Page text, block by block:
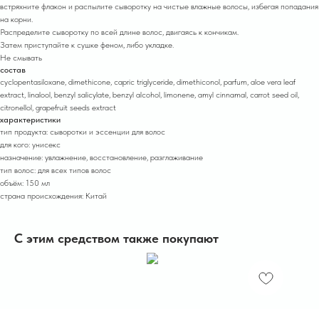
встряхните флакон и распылите сыворотку на чистые влажные волосы, избегая попадания
на корни.
Распределите сывор отку по всей длине волос, двигаясь к кончикам.
Затем приступайте к сушке феном, либо укладке.
Не смывать
состав
cyclopentasiloxane, dimethicone, capric triglyceride, dimethiconol, parfum, aloe vera leaf
extract, linalool, benzyl salicylate, benzyl alcohol, limone ne, amyl cinnamal, carrot seed oil,
citronellol, grapefruit seeds extract
характеристики
тип продукта: сыворотки и эссенции для волос
для кого: унисекс
назначение: увлажнение, восстановление, разглаживание
тип волос: для всех типов волос
объём: 150 мл
страна происхождения: Китай
С этим средством также покупают